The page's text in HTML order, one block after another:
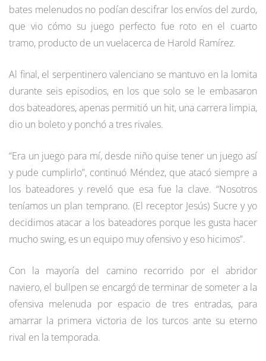
bates melenudos no podían descifrar los envíos del zurdo,
que vio cómo su juego perfecto fue roto en el cuarto
tramo, producto de un vuelacerca de Harold Ramírez.
Al final, el serpentinero valenciano se mantuvo en la lomita
durante seis episodios, en los que solo se le embasaron
dos bateadores, apenas permitió un hit, una carrera limpia,
dio un boleto y ponchó a tres rivales.
“Era un juego para mí, desde niño quise tener un juego así
y pude cumplirlo”, continuó Méndez, que atacó siempre a
los bateadores y reveló que esa fue la clave. “Nosotros
teníamos un plan temprano. (El receptor Jesús) Sucre y yo
decidimos atacar a los bateadores porque les gusta hacer
mucho swing, es un equipo muy ofensivo y eso hicimos”.
Con la mayoría del camino recorrido por el abridor
naviero, el bullpen se encargó de terminar de someter a la
ofensiva melenuda por espacio de tres entradas, para
amarrar la primera victoria de los turcos ante su eterno
rival en la temporada.